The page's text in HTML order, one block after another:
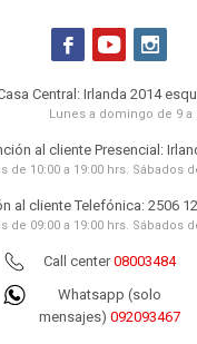
  
Central: Irlanda 2014
Lunes a domingo de 9 a
al cliente Presencial:
de 10:00 a 19:00 hrs. Sábados
al cliente Telefónica: 2506
de 09:00 a 19:00 hrs. Sábados
Call center08003484
Whatsapp (solo
mensajes) 092093467